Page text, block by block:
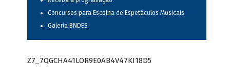
Concursos para Escolha de Espetáculos Musicais
Galeria BNDES
Z7_7QGCHA41LOR9E0AB4V47KI18D5